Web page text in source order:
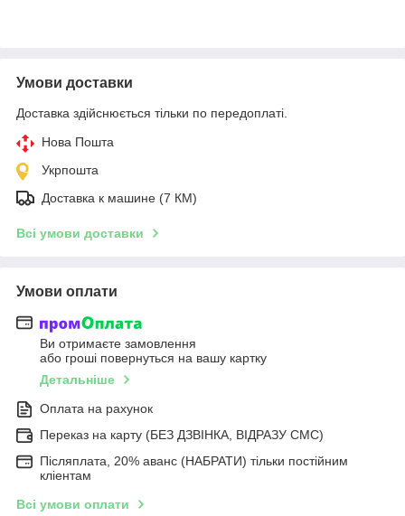
Умови доставки
Доставка здійснюється тільки по передоплаті.
Нова Пошта
Укрпошта
Доставка к машине (7 КМ)
Всі умови доставки
Умови оплати
Ви отримаєте замовлення
або гроші повернуться на вашу картку
Детальніше
Оплата на рахунок
Переказ на карту (БЕЗ ДЗВІНКА, ВІДРАЗУ СМС)
Післяплата, 20% аванс (НАБРАТИ) тільки постійним
кліентам
Всі умови оплати